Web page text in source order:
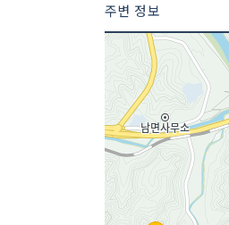
주변 정보